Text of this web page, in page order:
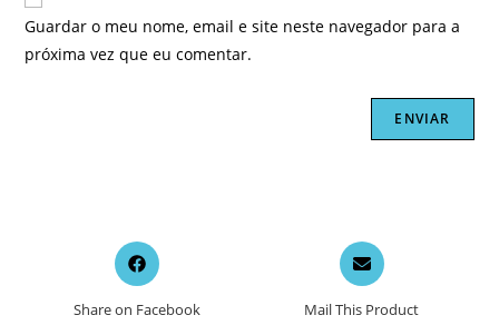
Guardar o meu nome, email e site neste navegador para a
próxima vez que eu comentar.
Opens
in
new
Share on Facebook
Opens
in
a
new
Mail This Product